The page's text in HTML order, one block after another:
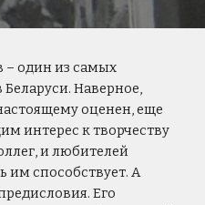
– один из самых
Наверное,
оценен, еще
интерес к творчеству
и любителей
им способствует. А
Его